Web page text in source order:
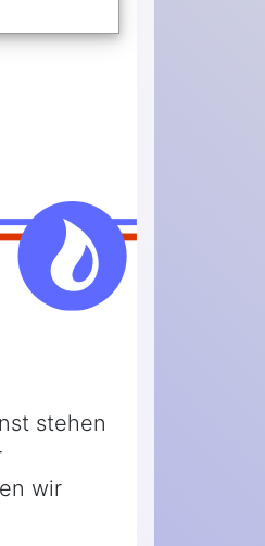
stehen
wir